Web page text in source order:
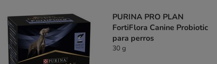
PURINA PRO PLAN
FortiFlora Canine Probiotic
para perros
30 g